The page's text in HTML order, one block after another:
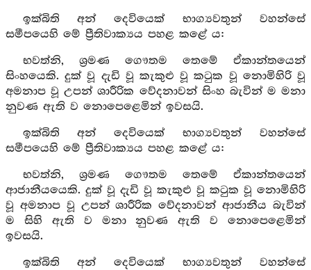
ඉක්බිති අන් දෙවියෙක් භාග්‍යවතුන් වහන්සේ
සමීපයෙහි මේ ප්‍රීතිවාක්‍යය පහළ කළේ ය:
භවත්නි, ශ්‍රමණ ගෞතම තෙමේ ඒකාන්තයෙන්
සිංහයෙකි. දුක් වූ දැඩි වූ කැකුළු වූ කටුක වූ නොමිහිරි වූ
අමනාප වූ උපන් ශාරීරික වේදනාවන් සිංහ බැවින් ම මනා
නුවණ ඇති ව නොපෙළෙමින් ඉවසයි.
ඉක්බිති අන් දෙවියෙක් භාග්‍යවතුන් වහන්සේ
සමීපයෙහි මේ ප්‍රීතිවාක්‍යය පහළ කළේ ය:
භවත්නි, ශ්‍රමණ ගෞතම තෙමේ ඒකාන්තයෙන්
ආජානීයයෙකි. දුක් වූ දැඩි වූ කැකුළු වූ කටුක වූ නොමිහිරි
වූ අමනාප වූ උපන් ශාරීරික වේදනාවන් ආජානීය බැවින්
ම සිහි ඇති ව මනා නුවණ ඇති ව නොපෙළෙමින්
ඉවසයි.
ඉක්බිති අන් දෙවියෙක් භාග්‍යවතුන් වහන්සේ